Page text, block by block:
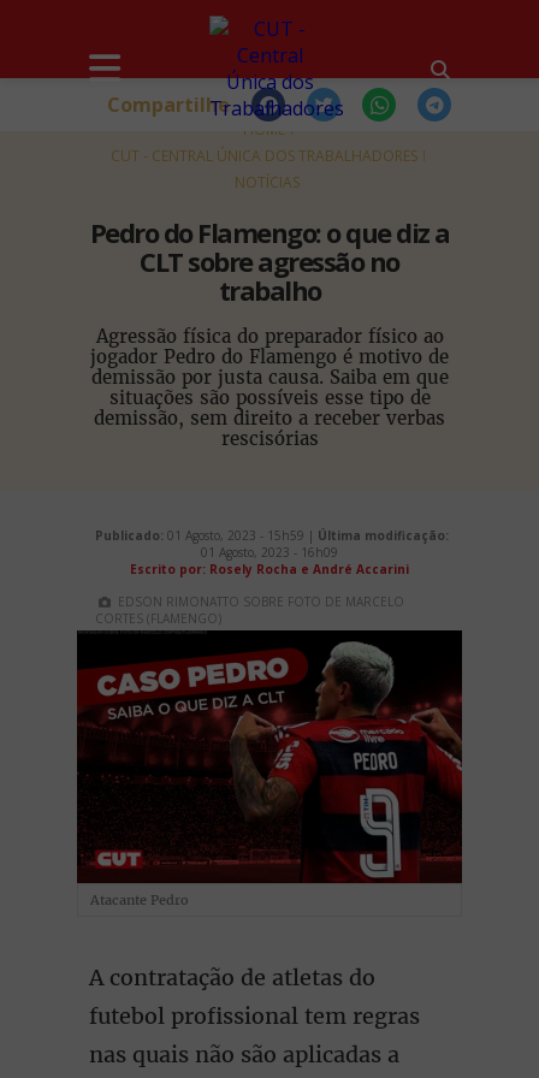
HOME
CUT - CENTRAL ÚNICA DOS TRABALHADORES
NOTÍCIAS
Pedro do Flamengo: o que diz a
CLT sobre agressão no
trabalho
Agressão física do preparador físico ao
jogador Pedro do Flamengo é motivo de
demissão por justa causa. Saiba em que
situações são possíveis esse tipo de
demissão, sem direito a receber verbas
rescisórias
Compartilhe
Publicado: 01 Agosto, 2023 - 15h59 | Última modificação:
01 Agosto, 2023 - 16h09
Escrito por: Rosely Rocha e André Accarini
EDSON RIMONATTO SOBRE FOTO DE MARCELO
CORTES (FLAMENGO)
Atacante Pedro
A contratação de atletas do
futebol profissional tem regras
nas quais não são aplicadas a